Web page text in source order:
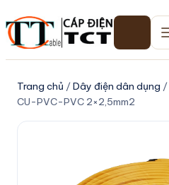
Trang chủ /Dây điện dân dụng /
CU-PVC-PVC 2×2,5mm2